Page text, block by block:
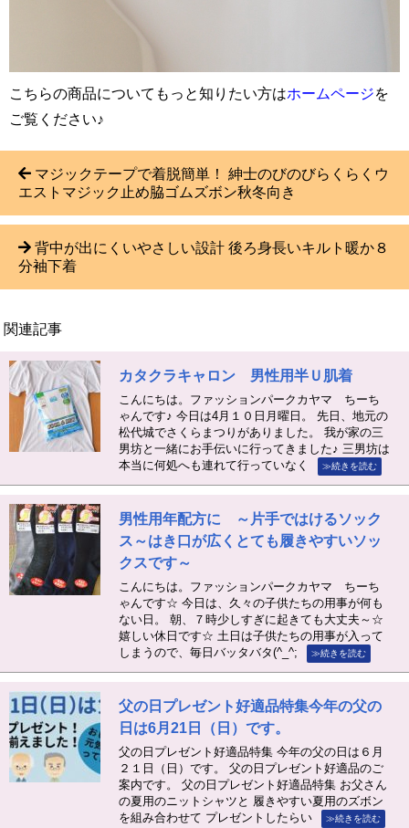
こちらの商品についてもっと知りたい方はホームページを
ご覧ください♪
マジックテープで着脱簡単！ 紳士のびのびらくらくウ
エストマジック止め脇ゴムズボン秋冬向き
背中が出にくいやさしい設計 後ろ身長いキルト暖か８
分袖下着
関連記事
カタクラキャロン 男性用半Ｕ肌着
こんにちは。ファッションパークカヤマ ちーち
ゃんです♪ 今日は4月１０日月曜日。 先日、地元の
松代城でさくらまつりがありました。 我が家の三
男坊と一緒にお手伝いに行ってきました♪ 三男坊は
本当に何処へも連れて行っていなく
≫続きを読む
男性用年配方に ～片手ではけるソック
ス～はき口が広くとても履きやすいソッ
クスです～
こんにちは。ファッションパークカヤマ ちーち
ゃんです☆ 今日は、久々の子供たちの用事が何も
ない日。 朝、７時少しすぎに起きても大丈夫～☆
嬉しい休日です☆ 土日は子供たちの用事が入って
しまうので、毎日バッタバタ(^_^;
≫続きを読む
父の日プレゼント好適品特集今年の父の
日は6月21日（日）です。
父の日プレゼント好適品特集 今年の父の日は６月
２１日（日）です。 父の日プレゼント好適品のご
案内です。 父の日プレゼント好適品特集 お父さん
の夏用のニットシャツと 履きやすい夏用のズボン
を組み合わせて プレゼントしたらい
≫続きを読む